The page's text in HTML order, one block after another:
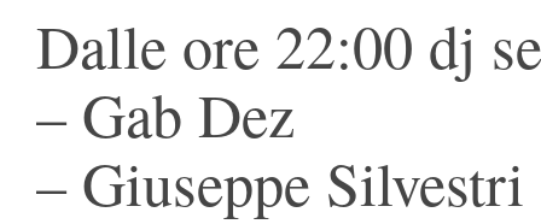
Dalle ore 22:00 dj
– Gab Dez
– Giuseppe Silvestri